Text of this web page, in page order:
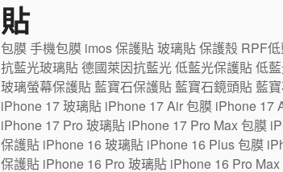
貼
包膜 手機包膜 imos 保護貼 玻璃貼 保護殼 RPF
抗藍光玻璃貼 德國萊因抗藍光 低藍光保護貼 低
玻璃螢幕保護貼 藍寶石保護貼 藍寶石鏡頭貼 藍
iPhone 17 玻璃貼 iPhone 17 Air 包膜 iPhone
iPhone 17 Pro 玻璃貼 iPhone 17 Pro Max 包膜
保護貼 iPhone 16 玻璃貼 iPhone 16 Plus 包膜
保護貼 iPhone 16 Pro 玻璃貼 iPhone 16 Pro